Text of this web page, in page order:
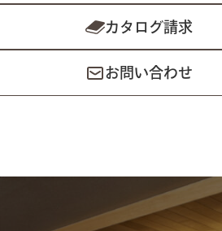
カタログ請求
お問い合わせ